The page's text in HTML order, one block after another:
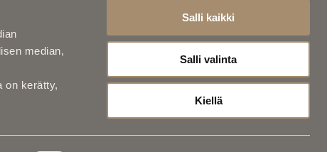
median,
on kerätty,
Salli kaikki
Salli valinta
Kiellä